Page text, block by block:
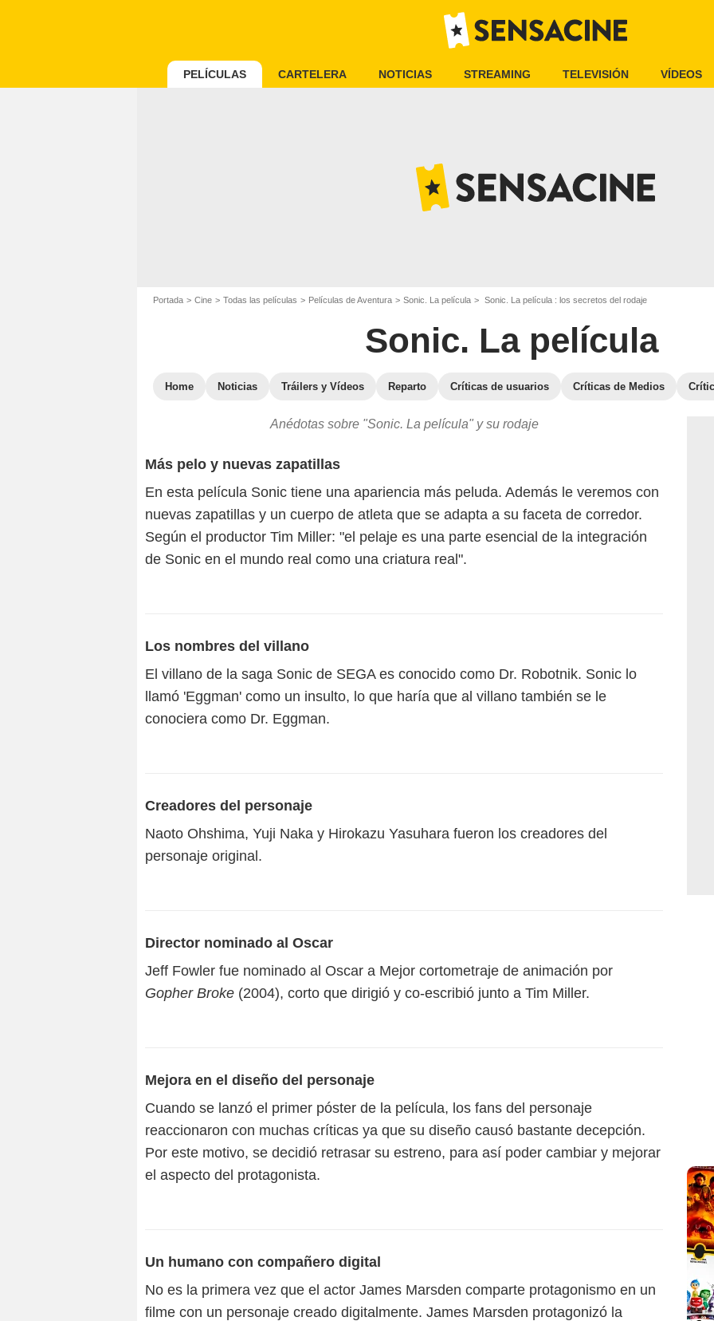
PELÍCULAS CARTELERA NOTICIAS STREAMING TELEVISIÓN VÍDEOS
Portada Cine Todas las películas Películas de Aventura Sonic. La película Sonic. La película : los secretos del rodaje
Sonic. La película
Home Noticias Tráilers y Vídeos Reparto Críticas de usuarios Críticas de Medios
Anédotas sobre "Sonic. La película" y su rodaje
Más pelo y nuevas zapatillas
En esta película Sonic tiene una apariencia más peluda. Además le veremos con
nuevas zapatillas y un cuerpo de atleta que se adapta a su faceta de corredor.
Según el productor Tim Miller: "el pelaje es una parte esencial de la integración
de Sonic en el mundo real como una criatura real".
Los nombres del villano
El villano de la saga Sonic de SEGA es conocido como Dr. Robotnik. Sonic lo
llamó 'Eggman' como un insulto, lo que haría que al villano también se le
conociera como Dr. Eggman.
Creadores del personaje
Naoto Ohshima, Yuji Naka y Hirokazu Yasuhara fueron los creadores del
personaje original.
Director nominado al Oscar
Jeff Fowler fue nominado al Oscar a Mejor cortometraje de animación por
Gopher Broke (2004), corto que dirigió y co-escribió junto a Tim Miller.
Mejora en el diseño del personaje
Cuando se lanzó el primer póster de la película, los fans del personaje
reaccionaron con muchas críticas ya que su diseño causó bastante decepción.
Por este motivo, se decidió retrasar su estreno, para así poder cambiar y mejorar
el aspecto del protagonista.
Un humano con compañero digital
No es la primera vez que el actor James Marsden comparte protagonismo en un
filme con un personaje creado digitalmente. James Marsden protagonizó la